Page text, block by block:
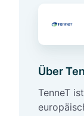
n
e
Über
TenneT